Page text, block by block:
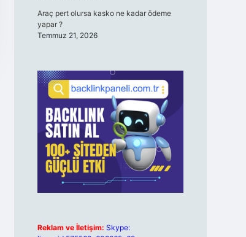
Araç pert olursa kasko ne kadar ödeme
yapar ?
Temmuz 21, 2026
Reklam ve İletişim: Skype: